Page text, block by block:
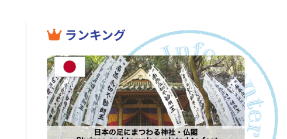
ランキング